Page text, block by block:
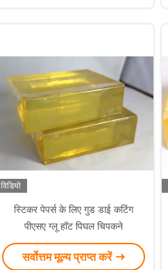
विडियो
स्टिकर पेपर्स के लिए गुड डाई कटिंग
पीएसए ग्लू हॉट पिघल चिपकने
सर्वोत्तम मूल्य प्राप्त करें